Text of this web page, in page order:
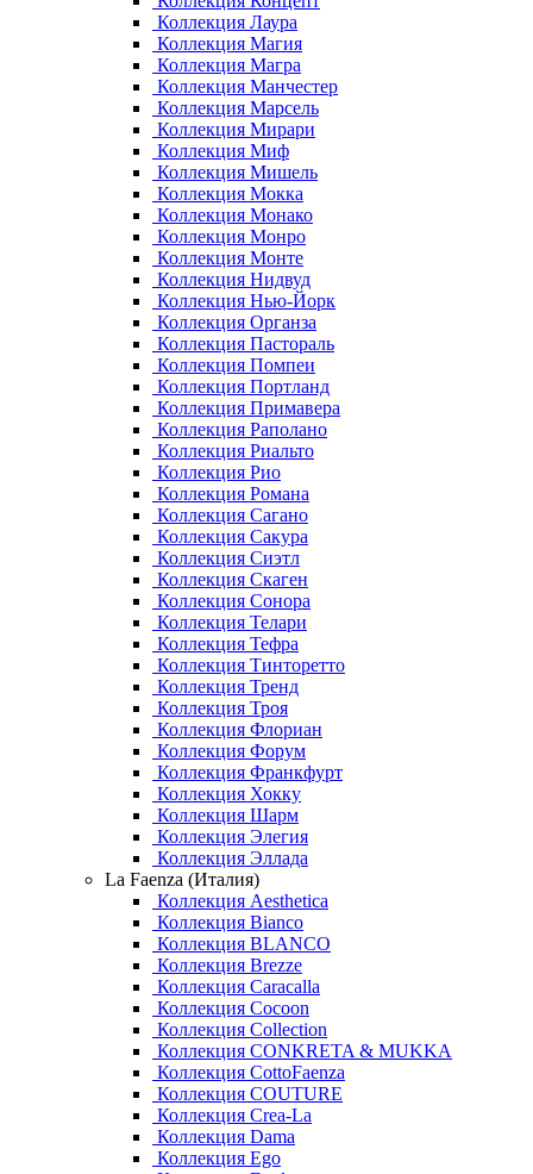
Коллекция Лаура
Коллекция Магия
Коллекция Магра
Коллекция Манчестер
Коллекция Марсель
Коллекция Мирари
Коллекция Миф
Коллекция Мишель
Коллекция Мокка
Коллекция Монако
Коллекция Монро
Коллекция Монте
Коллекция Нидвуд
Коллекция Нью-Йорк
Коллекция Органза
Коллекция Пастораль
Коллекция Помпеи
Коллекция Портланд
Коллекция Примавера
Коллекция Раполано
Коллекция Риальто
Коллекция Рио
Коллекция Романа
Коллекция Сагано
Коллекция Сакура
Коллекция Сиэтл
Коллекция Скаген
Коллекция Сонора
Коллекция Телари
Коллекция Тефра
Коллекция Тинторетто
Коллекция Тренд
Коллекция Троя
Коллекция Флориан
Коллекция Форум
Коллекция Франкфурт
Коллекция Хокку
Коллекция Шарм
Коллекция Элегия
Коллекция Эллада
La Faenza (Италия)
Коллекция Aesthetica
Коллекция Bianco
Коллекция BLANCO
Коллекция Brezze
Коллекция Caracalla
Коллекция Cocoon
Коллекция Collection
Коллекция CONKRETA & MUKKA
Коллекция CottoFaenza
Коллекция COUTURE
Коллекция Crea-La
Коллекция Dama
Коллекция Ego